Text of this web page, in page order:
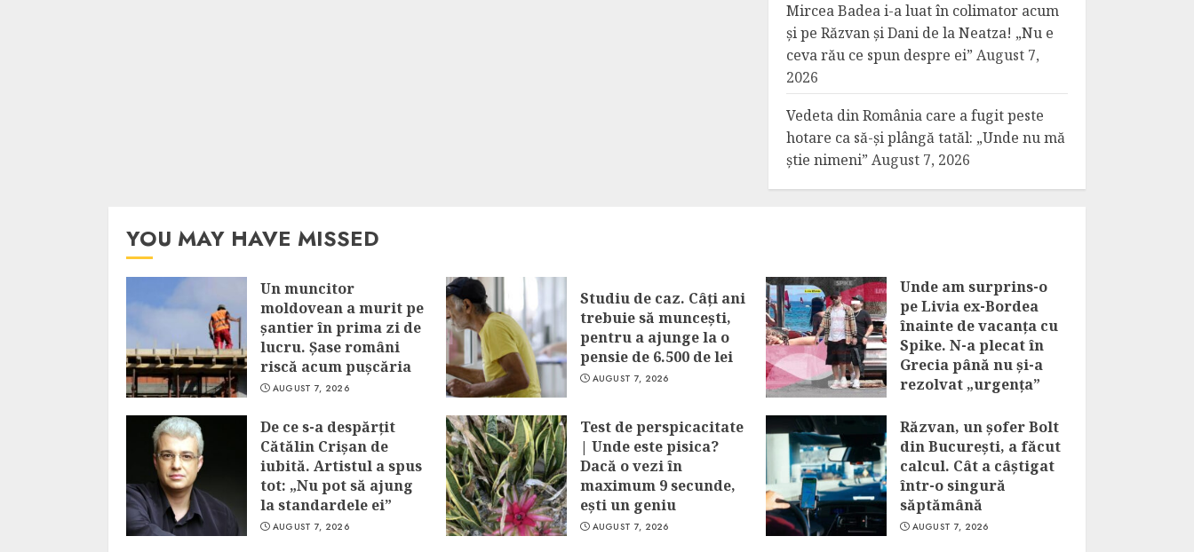
Mircea Badea i-a luat în colimator acum
și pe Răzvan și Dani de la Neatza! „Nu e
ceva rău ce spun despre ei” August 7,
2026
Vedeta din România care a fugit peste
hotare ca să-și plângă tatăl: „Unde nu mă
știe nimeni” August 7, 2026
YOU MAY HAVE MISSED
Un muncitor
moldovean a murit pe
șantier în prima zi de
lucru. Șase români
riscă acum pușcăria
AUGUST 7, 2026
Studiu de caz. Câți ani
trebuie să muncești,
pentru a ajunge la o
pensie de 6.500 de lei
AUGUST 7, 2026
Unde am surprins-o
pe Livia ex-Bordea
înainte de vacanța cu
Spike. N-a plecat în
Grecia până nu și-a
rezolvat „urgența”
De ce s-a despărțit
Cătălin Crișan de
iubită. Artistul a spus
tot: „Nu pot să ajung
la standardele ei”
AUGUST 7, 2026
Test de perspicacitate
| Unde este pisica?
Dacă o vezi în
maximum 9 secunde,
ești un geniu
AUGUST 7, 2026
Răzvan, un șofer Bolt
din București, a făcut
calcul. Cât a câștigat
într-o singură
săptămână
AUGUST 7, 2026